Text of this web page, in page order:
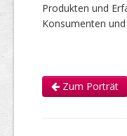
Produkten und
Konsumenten
Zum Porträt